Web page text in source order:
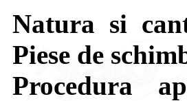
Natura si
Piese de
Procedura